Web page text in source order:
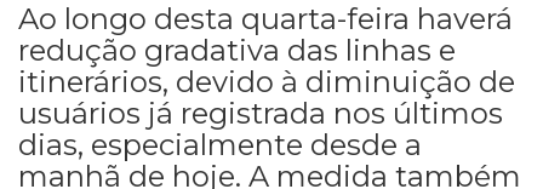
Ao longo desta quarta-feira haverá
redução gradativa das linhas e
itinerários, devido à diminuição de
usuários já registrada nos últimos
dias, especialmente desde a
manhã de hoje. A medida também